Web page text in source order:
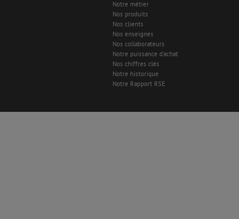
Notre métier
Nos produits
Nos clients
Nos enseignes
Nos collaborateurs
Notre puissance d'achat
Nos chiffres clés
Notre historique
Notre Rapport RSE